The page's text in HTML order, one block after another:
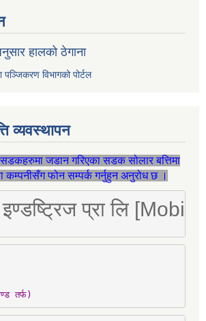
हालको ठेगाना
पञ्जिकरण विभागको पोर्टल
व्यवस्थापन
सडकहरुमा जडान गरिएका सडक सोलार बत्तिमा
कम्पनीसँग फोन सम्पर्क गर्नुहुन अनुरोध छ ।
इण्डष्ट्रिज प्रा लि
तर्फ)